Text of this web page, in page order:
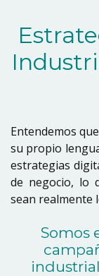
Entendemos
su propio
estrategias
de negocio, lo
sean realmente
Somos